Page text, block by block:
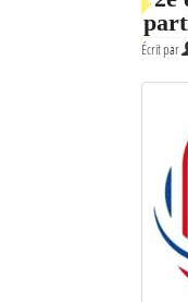
Écrit par